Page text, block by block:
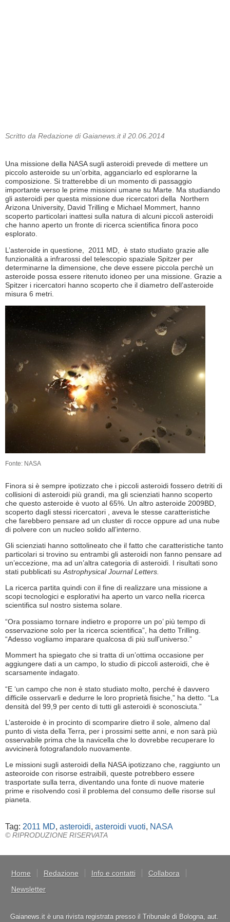
Scritto da Redazione di Gaianews.it il 20.06.2014
Una missione della NASA sugli asteroidi prevede di mettere un
piccolo asteroide su un’orbita, agganciarlo ed esplorarne la
composizione. Si tratterebbe di un momento di passaggio
importante verso le prime missioni umane su Marte. Ma studiando
gli asteroidi per questa missione due ricercatori della Northern
Arizona University, David Trilling e Michael Mommert, hanno
scoperto particolari inattesi sulla natura di alcuni piccoli asteroidi
che hanno aperto un fronte di ricerca scientifica finora poco
esplorato.
L’asteroide in questione, 2011 MD, è stato studiato grazie alle
funzionalità a infrarossi del telescopio spaziale Spitzer per
determinarne la dimensione, che deve essere piccola perchè un
asteroide possa essere ritenuto idoneo per una missione. Grazie a
Spitzer i ricercatori hanno scoperto che il diametro dell’asteroide
misura 6 metri.
Fonte: NASA
Finora si è sempre ipotizzato che i piccoli asteroidi fossero detriti di
collisioni di asteroidi più grandi, ma gli scienziati hanno scoperto
che questo asteroide è vuoto al 65%. Un altro asteroide 2009BD,
scoperto dagli stessi ricercatori , aveva le stesse caratteristiche
che farebbero pensare ad un cluster di rocce oppure ad una nube
di polvere con un nucleo solido all’interno.
Gli scienziati hanno sottolineato che il fatto che caratteristiche tanto
particolari si trovino su entrambi gli asteroidi non fanno pensare ad
un’eccezione, ma ad un’altra categoria di asteroidi. I risultati sono
stati pubblicati su Astrophysical Journal Letters.
La ricerca partita quindi con il fine di realizzare una missione a
scopi tecnologici e esplorativi ha aperto un varco nella ricerca
scientifica sul nostro sistema solare.
“Ora possiamo tornare indietro e proporre un po’ più tempo di
osservazione solo per la ricerca scientifica”, ha detto Trilling.
“Adesso vogliamo imparare qualcosa di più sull’universo.”
Mommert ha spiegato che si tratta di un’ottima occasione per
aggiungere dati a un campo, lo studio di piccoli asteroidi, che è
scarsamente indagato.
“E ‘un campo che non è stato studiato molto, perché è davvero
difficile osservarli e dedurre le loro proprietà fisiche,” ha detto. “La
densità del 99,9 per cento di tutti gli asteroidi è sconosciuta.”
L’asteroide è in procinto di scomparire dietro il sole, almeno dal
punto di vista della Terra, per i prossimi sette anni, e non sarà più
osservabile prima che la navicella che lo dovrebbe recuperare lo
avvicinerà fotografandolo nuovamente.
Le missioni sugli asteroidi della NASA ipotizzano che, raggiunto un
asteoroide con risorse estraibili, queste potrebbero essere
trasportate sulla terra, diventando una fonte di nuove materie
prime e risolvendo così il problema del consumo delle risorse sul
pianeta.
Tag: 2011 MD, asteroidi, asteroidi vuoti, NASA
© RIPRODUZIONE RISERVATA
Home Redazione Info e contatti
Collabora
Newsletter
Gaianews.it è una rivista registrata presso il Tribunale di Bologna, aut.